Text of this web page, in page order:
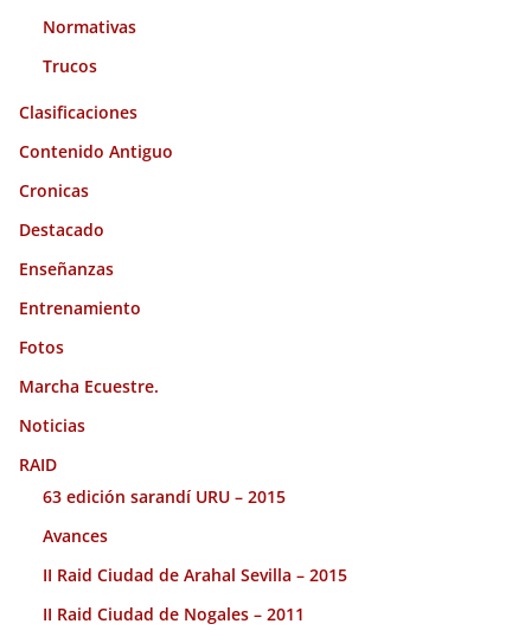
Normativas
Trucos
Clasificaciones
Contenido Antiguo
Cronicas
Destacado
Enseñanzas
Entrenamiento
Fotos
Marcha Ecuestre.
Noticias
RAID
63 edición sarandí URU – 2015
Avances
II Raid Ciudad de Arahal Sevilla – 2015
II Raid Ciudad de Nogales – 2011